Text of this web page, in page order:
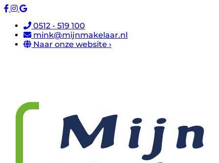
0512 - 519 100
mink@mijnmakelaar.nl
Naar onze website ›